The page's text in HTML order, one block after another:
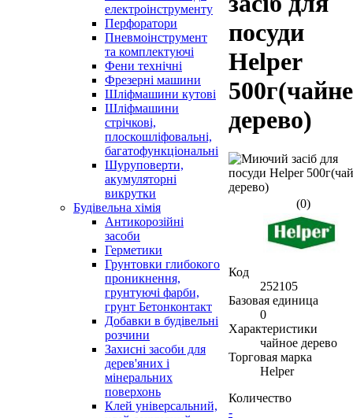
електроінструменту
Перфоратори
Пневмоінструмент
та комплектуючі
Фени технічні
Фрезерні машини
Шліфмашини кутові
Шліфмашини
стрічкові,
плоскошліфовальні,
багатофункціональні
Шуруповерти,
акумуляторні
викрутки
Будівельна хімія
Антикорозійні
засоби
Герметики
Грунтовки глибокого
проникнення,
грунтуючі фарби,
грунт Бетонконтакт
Добавки в будівельні
розчини
Захисні засоби для
дерев'яних і
мінеральних
поверхонь
Клей універсальний,
посуди
Helper
500г(чайне
дерево)
(0)
Код
252105
Базовая единица
0
Характеристики
чайное дерево
Торговая марка
Helper
Количество
-